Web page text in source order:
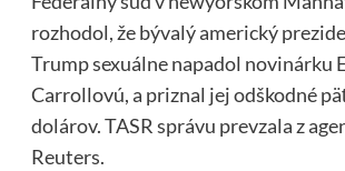
rozhodol, že bývalý americký
Trump sexuálne napadol novinárku
Carrollovú, a priznal jej odškodné
dolárov. TASR správu prevzala z
Reuters.